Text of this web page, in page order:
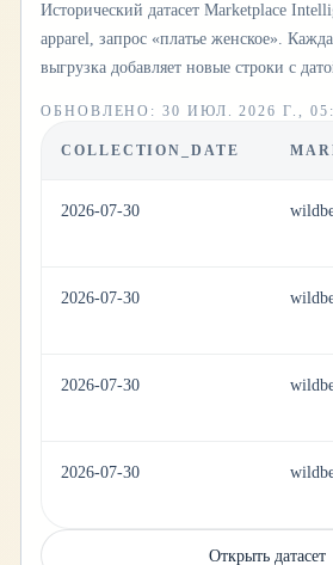
Исторический датасет Marketplace
apparel, запрос «платье женское».
выгрузка добавляет новые строки с
ОБНОВЛЕНО :30 ИЮЛ. 2026 Г.,
COLLECTION_DATE
2026-07-30
2026-07-30
2026-07-30
2026-07-30
Открыть датасет